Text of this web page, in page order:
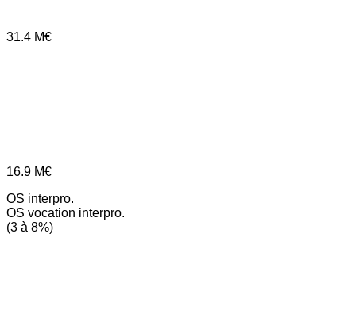
31.4 M€
16.9 M€
OS interpro.
OS vocation interpro.
(3 à 8%)